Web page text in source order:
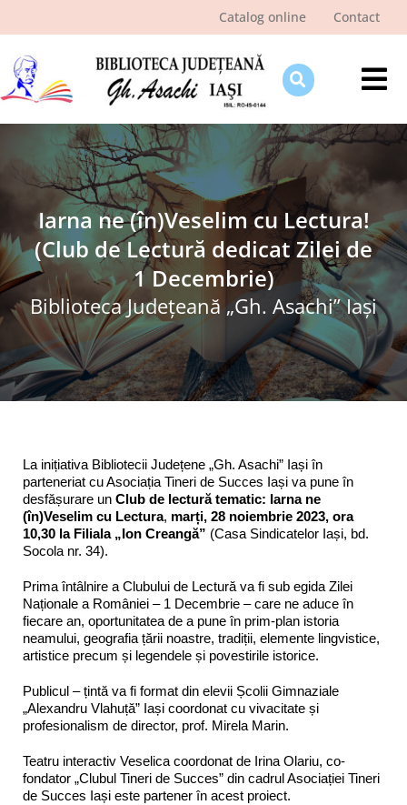
Catalog online Contact
Despre bibliotecă
Pagina cititorului
Ştiri şi evenimente
Programe şi proiecte
Interes public
Iarna ne (în)Veselim cu Lectura!
(Club de Lectură dedicat Zilei de
1 Decembrie)
Biblioteca Judeţeană „Gh. Asachi” Iaşi
La inițiativa Bibliotecii Județene „Gh. Asachi” Iași în
parteneriat cu Asociația Tineri de Succes Iași va pune în
desfășurare un Club de lecturătematic: Iarna ne
(în)Veselim cu Lectura, marți, 28 noiembrie 2023, ora
10,30 la Filiala „Ion Creangă” (Casa Sindicatelor Iași, bd.
Socola nr. 34).
Prima întâlnire a Clubului de Lectură va fi sub egida Zilei
Naționale a României – 1 Decembrie – care ne aduce în
fiecare an, oportunitatea de a pune în prim-plan istoria
neamului, geografia țării noastre, tradiții, elemente lingvistice,
artistice precum și legendele și povestirile istorice.
Publicul – țintă va fi format din elevii Școlii Gimnaziale
„Alexandru Vlahuță” Iași coordonat cu vivacitate și
profesionalism de director, prof. Mirela Marin.
Teatru interactiv Veselica coordonat de Irina Olariu, co-
fondator „Clubul Tineri de Succes” din cadrul Asociației Tineri
de Succes Iași este partener în acest proiect.